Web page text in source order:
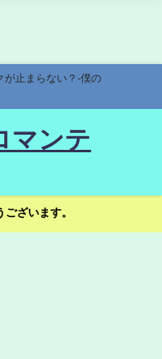
が止まらない？-僕の
マンテ
ざいます。